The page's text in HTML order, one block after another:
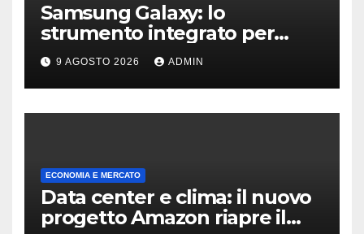
Samsung Galaxy: lo
strumento integrato per
liberare spazio sullo
smartphone
9 AGOSTO 2026 ADMIN
ECONOMIA E MERCATO
Data center e clima: il nuovo
progetto Amazon riapre il